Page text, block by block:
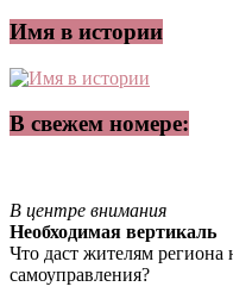
Имя в истории
В свежем номере:
В центре внимания
Необходимая вертикаль
Что даст жителям региона
самоуправления?